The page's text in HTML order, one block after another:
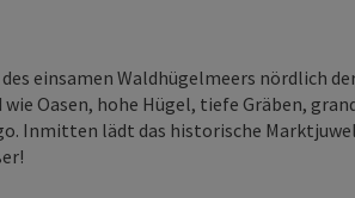
einsamen Waldhügelmeers nördlich
Oasen, hohe Hügel, tiefe Gräben,
Inmitten lädt das historische